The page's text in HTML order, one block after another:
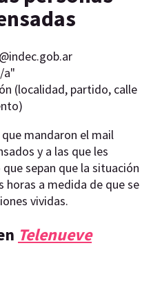
a"
(localidad, partido, calle
mandaron el mail
y a las que les
sepan que la situación
horas a medida de que se
vividas.
Telenueve